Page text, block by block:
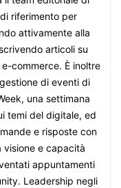
riferimento per
attivamente alla
articoli su
commerce. È inoltre
di eventi di
una settimana
temi del digitale, ed
e risposte con
visione e capacità
appuntamenti
Leadership negli